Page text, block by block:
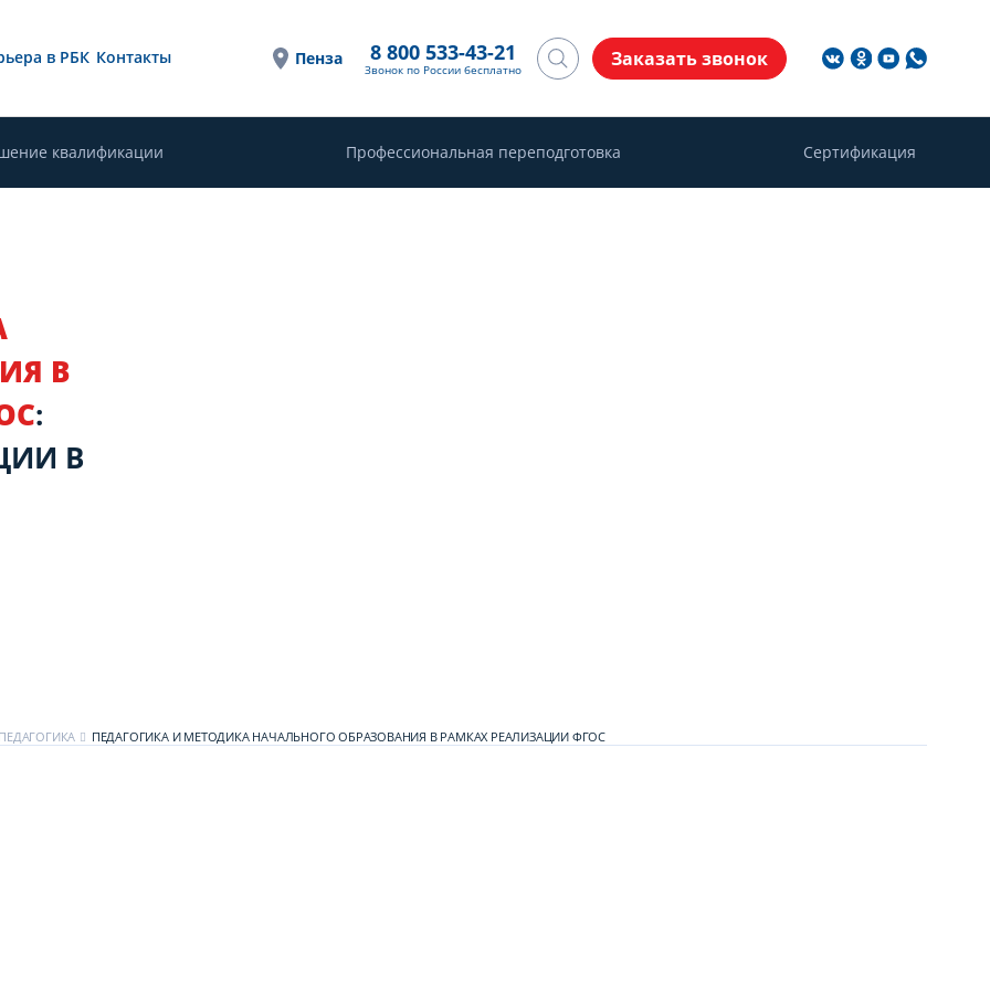
В
:
В
ПЕДАГОГИКА ПЕДАГОГИКА И МЕТОДИКА НАЧАЛЬНОГО ОБРАЗОВАНИЯ В РАМКАХ РЕАЛИЗАЦИИ ФГОС
в РБК Контакты Пенза 8 800 533-43-21
Звонок по России бесплатно Заказать звонок
квалификации Профессиональная переподготовка Сертификация